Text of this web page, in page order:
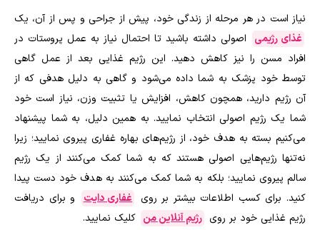
نیاز است در هر مرحله از زندگی خود، پیش از جراحی و پس از آن، یک
غذای رژیمی
اصولی داشته باشید تا احتمال نیاز به عمل پروستات در
افراد مسن را نیز کاهش دهید. این رژیم غذایی بعد از عمل گاهی
توسط خود پزشک به شما داده می‌شود و گاهی به دلیل هدفی که از
آن رژیم دارید، همچون کاهش، افزایش یا تثبیت وزن، نیاز است خود
شما یک رژیم اصولی انتخاب نمایید. به همین دلیل، به شما پیشنهاد
می‌کنیم بسته به هدف خود، از رژیم‌های بهاره غفاری پیروی نمایید؛ زیرا
نه‌تنها رژیم‌هایی اصولی هستند که به شما کمک می‌کنند از یک رژیم
سالم پیروی نمایید؛ بلکه به شما کمک می‌کنند به هدف خود دست پیدا
کنید. برای کسب اطلاعات بیشتر بر روی غفاری دایت
و برای دریافت
رژیم غذایی خود بر روی رژیم آنلاین من کلیک نمایید.